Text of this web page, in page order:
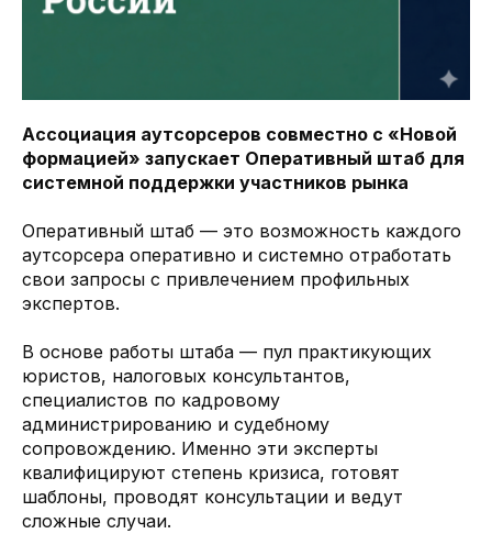
Ассоциация аутсорсеров совместно с «Новой
формацией» запускает Оперативный штаб для
системной поддержки участников рынка
Оперативный штаб — это возможность каждого
аутсорсера оперативно и системно отработать
свои запросы с привлечением профильных
экспертов.
В основе работы штаба — пул практикующих
юристов, налоговых консультантов,
специалистов по кадровому
администрированию и судебному
сопровождению. Именно эти эксперты
квалифицируют степень кризиса, готовят
шаблоны, проводят консультации и ведут
сложные случаи.